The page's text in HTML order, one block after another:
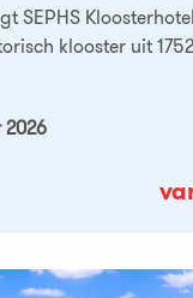
SEPHS
klooster uit